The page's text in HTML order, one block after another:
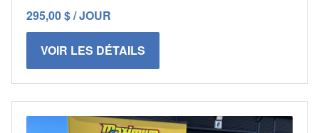
295,00 $ / JOUR
VOIR LES DÉTAILS